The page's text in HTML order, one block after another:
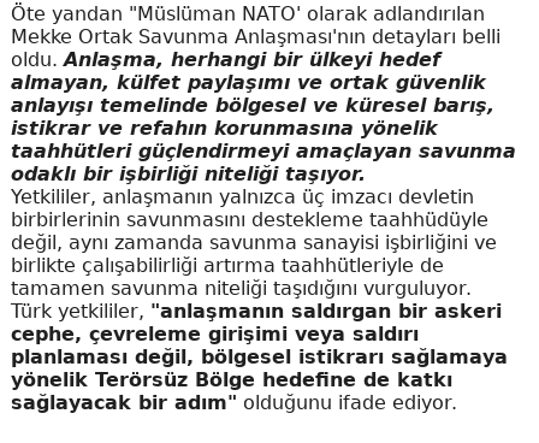
Öte yandan "Müslüman NATO' olarak adlandırılan
Mekke Ortak Savunma Anlaşması'nın detayları belli
oldu.Anlaşma, herhangi bir ülkeyi hedef
almayan, külfet paylaşımı ve ortak güvenlik
anlayışı temelinde bölgesel ve küresel barış,
istikrar ve refahın korunmasına yönelik
taahhütleri güçlendirmeyi amaçlayan savunma
odaklı bir işbirliği niteliği taşıyor.
Yetkililer, anlaşmanın yalnızca üç imzacı devletin
birbirlerinin savunmasını destekleme taahhüdüyle
değil, aynı zamanda savunma sanayisi işbirliğini ve
birlikte çalışabilirliği artırma taahhütleriyle de
tamamen savunma niteliği taşıdığını vurguluyor.
Türk yetkililer, "anlaşmanın saldırgan bir askeri
cephe, çevreleme girişimi veya saldırı
planlaması değil, bölgesel istikrarı sağlamaya
yönelik Terörsüz Bölge hedefine de katkı
sağlayacak bir adım" olduğunu ifade ediyor.